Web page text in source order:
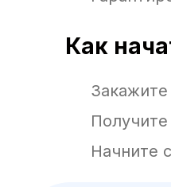
Как
Начните